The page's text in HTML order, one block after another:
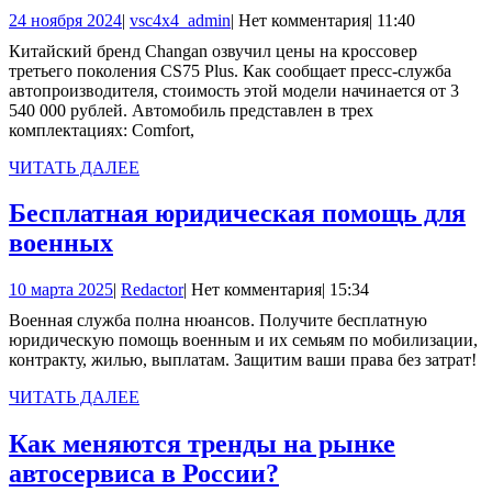
24 ноября 202424
2024
| vsc4x4_adminvsc4x4_admin
| Нет комментария| 11:40
Китайский бренд Changan озвучил цены на кроссовер
третьего поколения CS75 Plus. Как сообщает пресс-служба
автопроизводителя, стоимость этой модели начинается от 3
540 000 рублей. Автомобиль представлен в трех
комплектациях: Comfort,
ЧИТАТЬ ДАЛЕЕ
Бесплатная юридическая помощь для
военныхБесплатная
помощь
для
военных
10 марта 202510
2025
| RedactorRedactor
| Нет комментария| 15:34
Военная служба полна нюансов. Получите бесплатную
юридическую помощь военным и их семьям по мобилизации,
контракту, жилью, выплатам. Защитим ваши права без затрат!
ЧИТАТЬ ДАЛЕЕ
Как меняются тренды на рынке
автосервиса в России?